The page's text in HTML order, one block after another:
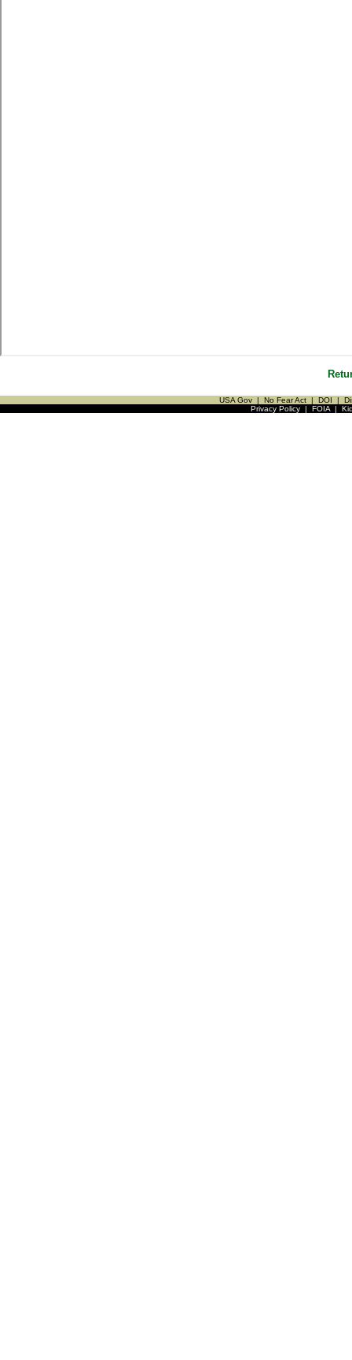
USA Gov | No Fear Act | DOI |
Privacy Policy| FOIA|